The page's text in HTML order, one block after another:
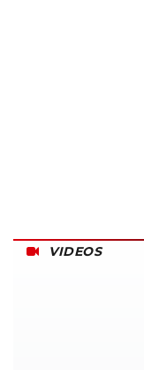
VIDEOS